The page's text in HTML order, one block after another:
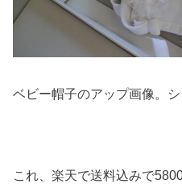
ベビー帽子のアップ画像。シ
これ、楽天で送料込みで